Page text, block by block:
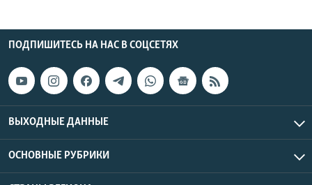
ПОДПИШИТЕСЬ НА НАС В СОЦСЕТЯХ
ВЫХОДНЫЕ ДАННЫЕ
ОСНОВНЫЕ РУБРИКИ